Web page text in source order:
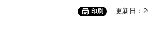
印刷 更新日：